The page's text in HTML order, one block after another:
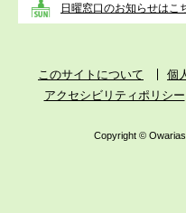
日曜窓口のお知らせはこ
このサイトについて 個
アクセシビリティポリシー
Copyright ©